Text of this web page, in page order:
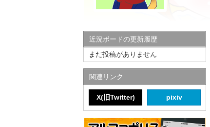
近況ボードの更新履歴
まだ投稿がありません
関連リンク
X(旧Twitter) pixiv